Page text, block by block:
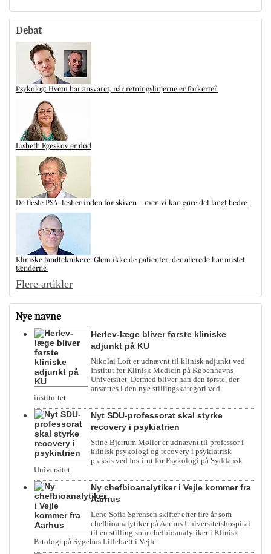
Debat
Psykolog: Hvem har ansvaret, når retningslinjerne er forkerte?
Lisbeth Egeskov er død
De fleste PSA-test er inden for skiven – men vi kan gøre det langt bedre
Kliniske tandteknikere: Glem ikke de patienter, der allerede har mistet
tænderne
Flere artikler
Nye navne
Herlev-læge bliver første kliniske
adjunkt på KU
Nikolai Loft er udnævnt til klinisk adjunkt ved
Institut for Klinisk Medicin på Københavns
Universitet. Dermed bliver han den første, der
ansættes i den nye stillingskategori ved
instituttet.
Nyt SDU-professorat skal styrke
recovery i psykiatrien
Stine Bjerrum Møller er udnævnt til professor i
klinisk psykologi og recovery i psykiatrisk
praksis ved Institut for Psykologi på Syddansk
Universitet.
Ny chefbioanalytiker i Vejle kommer fra
Aarhus
Lene Sofia Sørensen skifter efter fire år som
chefbioanalytiker på Aarhus Universitetshospital
til en stilling som chefbioanalytiker i Klinisk
Patologi på Sygehus Lillebælt i Vejle.